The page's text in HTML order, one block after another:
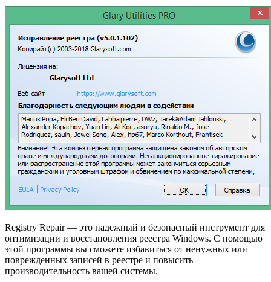
Registry Repair — это надежный и безопасный инструмент для
оптимизации и восстановления реестра Windows. С помощью
этой программы вы сможете избавиться от ненужных или
поврежденных записей в реестре и повысить
производительность вашей системы.